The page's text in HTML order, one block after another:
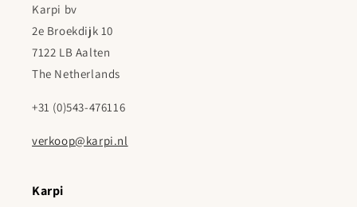
Karpi bv
2e Broekdijk 10
7122 LB Aalten
The Netherlands
+31 (0)543-476116
verkoop@karpi.nl
Karpi